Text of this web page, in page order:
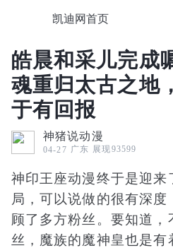
凯迪网首页
皓晨和采儿完成
魂重归太古之地
于有回报
神猪说动漫
04-27 广东 展现93599
神印王座动漫终于是迎来
局，可以说做的很有深
顾了多方粉丝。要知道，
丝，魔族的魔神皇也是有